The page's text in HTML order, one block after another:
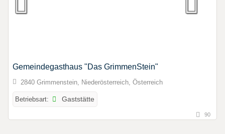
Gemeindegasthaus "Das GrimmenStein"
2840 Grimmenstein, Niederösterreich, Österreich
Betriebsart: Gaststätte
90